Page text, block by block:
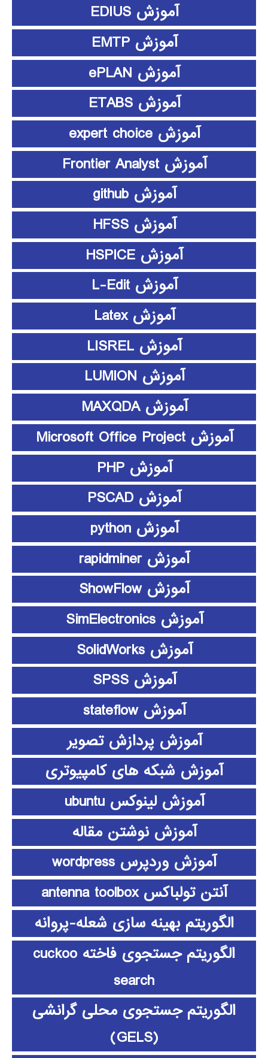
آموزش EDIUS
آموزش EMTP
آموزش ePLAN
آموزش ETABS
آموزش expert choice
آموزش Frontier Analyst
آموزش github
آموزش HFSS
آموزش HSPICE
آموزش L-Edit
آموزش Latex
آموزش LISREL
آموزش LUMION
آموزش MAXQDA
آموزش Microsoft Office Project
آموزش PHP
آموزش PSCAD
آموزش python
آموزش rapidminer
آموزش ShowFlow
آموزش SimElectronics
آموزش SolidWorks
آموزش SPSS
آموزش stateflow
آموزش پردازش تصویر
آموزش شبکه های کامپیوتری
آموزش لینوکس ubuntu
آموزش نوشتن مقاله
آموزش وردپرس wordpress
آنتن تولباکس antenna toolbox
الگوریتم بهینه سازی شعله-پروانه
الگوریتم جستجوی فاخته cuckoo
search
الگوریتم جستجوی محلی گرانشی
(GELS)